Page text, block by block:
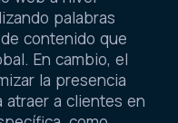
palabras
contenido que
En cambio, el
la presencia
atraer a clientes en